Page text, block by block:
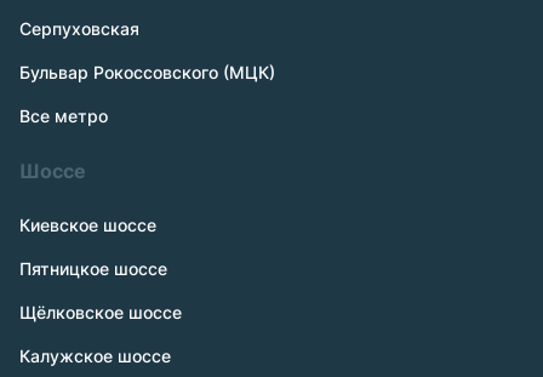
Серпуховская
Бульвар Рокоссовского (МЦК)
Все метро
Шоссе
Киевское шоссе
Пятницкое шоссе
Щёлковское шоссе
Калужское шоссе